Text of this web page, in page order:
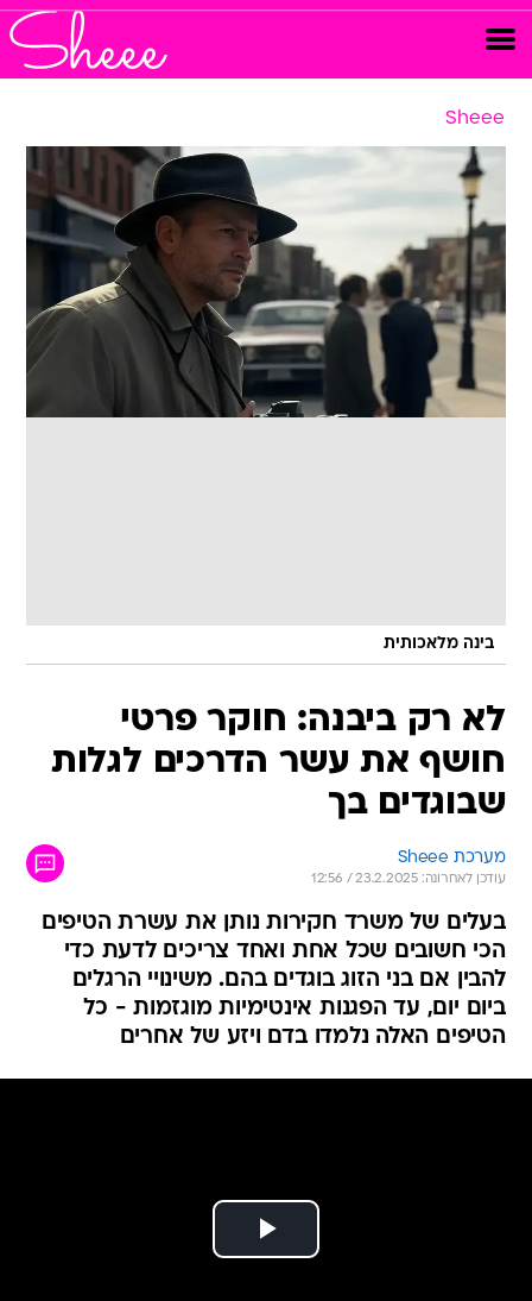
Sheee
בינה מלאכותית
לא רק ביבנה: חוקר פרטי
חושף את עשר הדרכים לגלות
שבוגדים בך
מערכת Sheee
עודכן לאחרונה: 23.2.2025 / 12:56
בעלים של משרד חקירות נותן את עשרת הטיפים
הכי חשובים שכל אחת ואחד צריכים לדעת כדי
להבין אם בני הזוג בוגדים בהם. משינויי הרגלים
ביום יום, עד הפגנות אינטימיות מוגזמות - כל
הטיפים האלה נלמדו בדם ויזע של אחרים